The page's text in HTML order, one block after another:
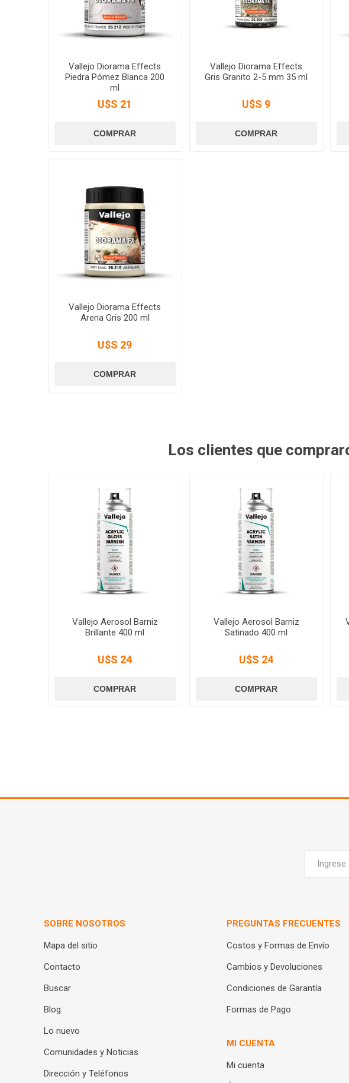
Vallejo Diorama Effects
Piedra Pómez Blanca 200
ml
U$S 21
Vallejo Diorama Effects
Gris Granito 2-5 mm 35 ml
U$S 9
Vallejo Diorama Effects
Arena Gris 200 ml
U$S 29
Los clientes que
Vallejo Aerosol Barniz
Brillante 400 ml
U$S 24
Vallejo Aerosol Barniz
Satinado 400 ml
U$S 24
SOBRE NOSOTROS
Mapa del sitio
Contacto
Buscar
Blog
Lo nuevo
Comunidades y Noticias
Dirección y Teléfonos
PREGUNTAS FRECUENTES
Costos y Formas de Envío
Cambios y Devoluciones
Condiciones de Garantía
Formas de Pago
MI CUENTA
Mi cuenta